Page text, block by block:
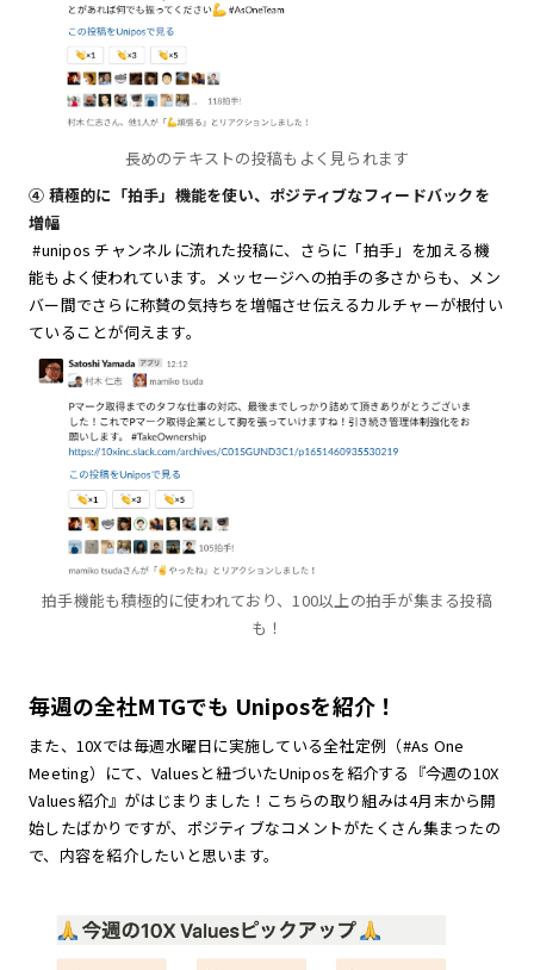
長めのテキストの投稿もよく見られます
④ 積極的に「拍手」機能を使い、ポジティブなフィードバックを
増幅
#unipos チャンネルに流れた投稿に、さらに「拍手」を加える機
能もよく使われています。メッセージへの拍手の多さからも、メン
バー間でさらに称賛の気持ちを増幅させ伝えるカルチャーが根付い
ていることが伺えます。
拍手機能も積極的に使われており、100以上の拍手が集まる投稿
も！
毎週の全社MTGでも Uniposを紹介！
また、10Xでは毎週水曜日に実施している全社定例（#As One
Meeting）にて、Valuesと紐づいたUniposを紹介する『今週の10X
Values紹介』がはじまりました！こちらの取り組みは4月末から開
始したばかりですが、ポジティブなコメントがたくさん集まったの
で、内容を紹介したいと思います。